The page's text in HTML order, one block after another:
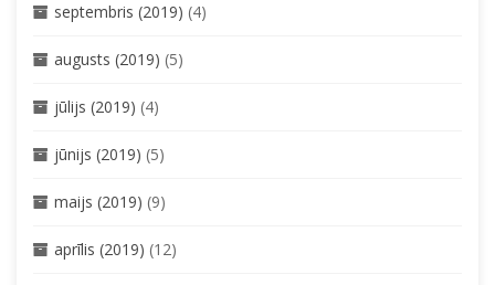
septembris (2019) (4)
augusts (2019) (5)
jūlijs (2019) (4)
jūnijs (2019) (5)
maijs (2019) (9)
aprīlis (2019) (12)